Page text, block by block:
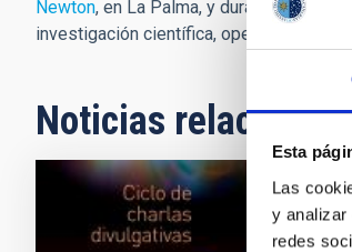
Esta
Las
y analizar
redes
Newton, en La Palma, y durante tres
investigación científica, operación de
Noticias